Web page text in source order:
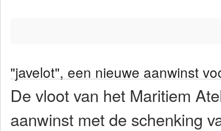
"javelot", een nieuwe aanwinst
De vloot van het Maritiem
aanwinst met de schenking